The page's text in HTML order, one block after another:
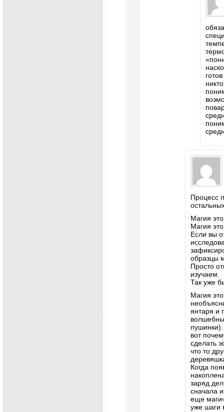
Процесс
Магия
Магия
Если вы
образцы
Просто
изучаем.
Так уже
Магия
янтаря и
вот
сделать
что то
Когда
заряд
сначала
еще
уже шаги